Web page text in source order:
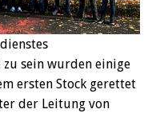
sein wurden einige
ersten Stock gerettet
der Leitung von